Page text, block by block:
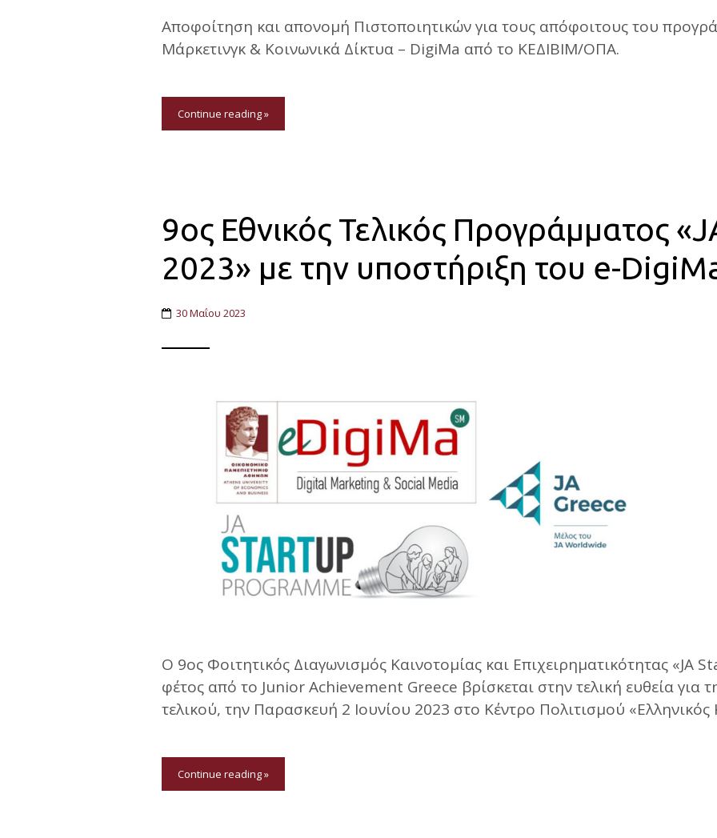
Αποφοίτηση και απονομή Πιστοποιητικών για τους απόφοιτους του
Μάρκετινγκ & Κοινωνικά Δίκτυα – DigiMa από το ΚΕΔΙΒΙΜ/ΟΠΑ.
Continue reading »
9ος Εθνικός Τελικός Προγράμματος
2023» με την υποστήριξη του e-
30 Μαΐου 2023
Ο 9ος Φοιτητικός Διαγωνισμός Καινοτομίας και Επιχειρηματικότητας «JA
φέτος από το Junior Achievement Greece βρίσκεται στην τελική ευθεία για
τελικού, την Παρασκευή 2 Ιουνίου 2023 στο Κέντρο Πολιτισμού «Ελληνικός
Continue reading »